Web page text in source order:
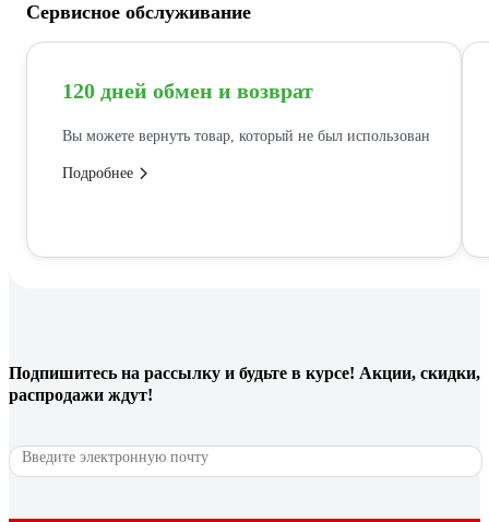
Сервисное обслуживание
120 дней обмен и возврат
Вы можете вернуть товар, который не был использован
Подробнее
Подпишитесь на рассылку и будьте в курсе! Акции, скидки,
распродажи ждут!